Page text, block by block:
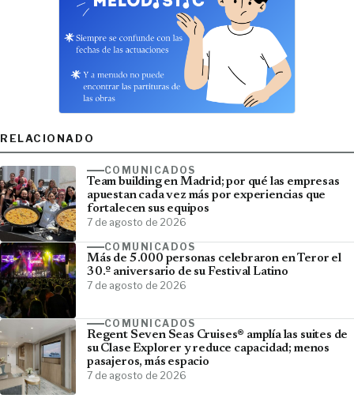
RELACIONADO
COMUNICADOS
Team building en Madrid; por qué las empresas
apuestan cada vez más por experiencias que
fortalecen sus equipos
7 de agosto de 2026
COMUNICADOS
Más de 5.000 personas celebraron en Teror el
30.º aniversario de su Festival Latino
7 de agosto de 2026
COMUNICADOS
Regent Seven Seas Cruises® amplía las suites de
su Clase Explorer y reduce capacidad; menos
pasajeros, más espacio
7 de agosto de 2026